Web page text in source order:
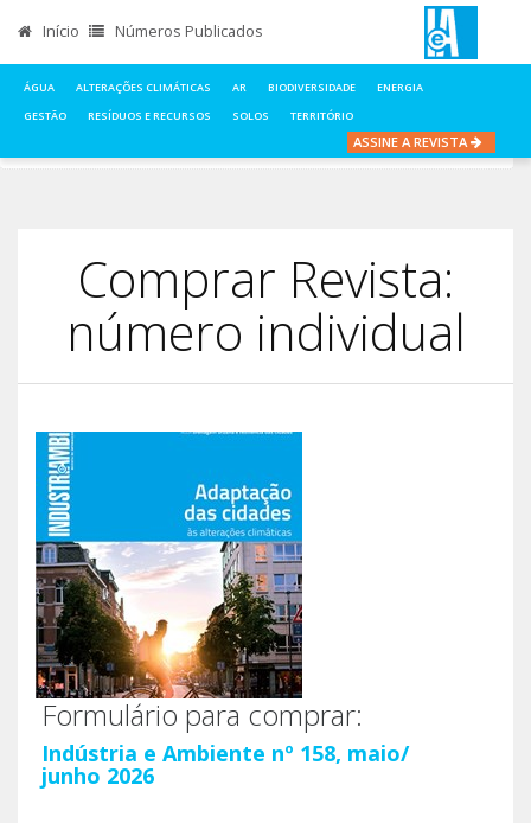
Início Números Publicados
ÁGUA ALTERAÇÕES CLIMÁTICAS AR BIODIVERSIDADE
ENERGIA
GESTÃO
RESÍDUOS E RECURSOS SOLOS TERRITÓRIO
ASSINE A REVISTA
Comprar Revista:
número individual
Formulário para comprar:
Indústria e Ambiente nº 158, maio/
junho 2026